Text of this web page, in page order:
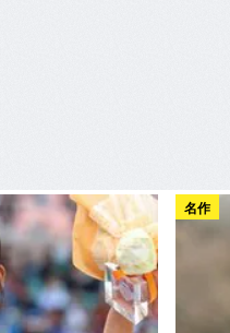
名作